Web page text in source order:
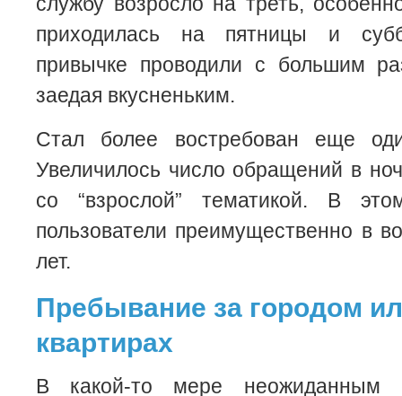
приходилась на пятницы и
привычке проводили с большим
заедая вкусненьким.
Стал более востребован еще
Увеличилось число обращений в
со “взрослой” тематикой. В
пользователи преимущественно в
лет.
Пребывание за городом
квартирах
В какой-то мере неожиданным